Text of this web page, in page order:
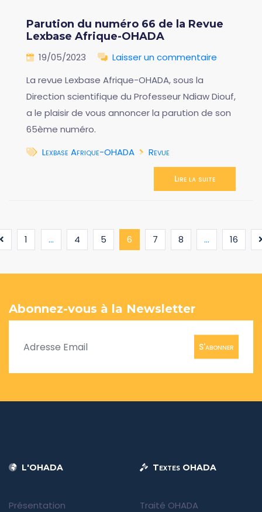
Parution du numéro 66 de la Revue
Lexbase Afrique-OHADA
19/05/2023
Laisser un commentaire
La revue Lexbase Afrique-OHADA, sous la
Direction scientifique du Professeur Ndiaw Diouf,
a le plaisir de vous annoncer la parution de son
65ème numéro.
Lexbase Afrique-OHADA
Revue
Lire la suite
1 ... 4 5 6(current)
7 8 ... 16
Abonnez-vous à la Newsletter
S'abonner
L'OHADA
Présentation
Textes OHADA
Traité OHADA